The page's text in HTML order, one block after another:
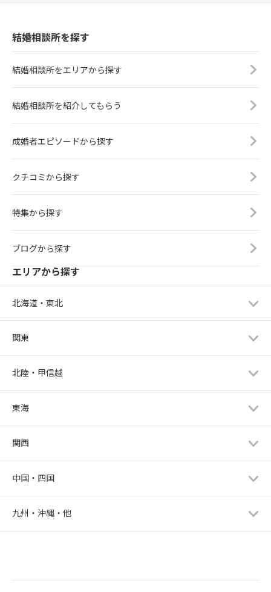
結婚相談所を探す
結婚相談所をエリアから探す
結婚相談所を紹介してもらう
成婚者エピソードから探す
クチコミから探す
特集から探す
ブログから探す
エリアから探す
北海道・東北
関東
北陸・甲信越
東海
関西
中国・四国
九州・沖縄・他